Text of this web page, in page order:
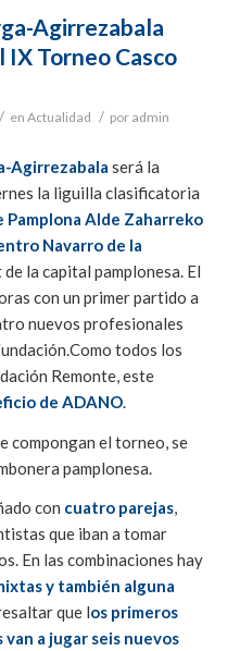
Agirrezabala
Torneo Casco
/ en Actualidad / por admin
Agirrezabala será la
la liguilla clasificatoria
Pamplona Alde Zaharreko
Navarro de la
la capital pamplonesa. El
con un primer partido a
nuevos profesionales
todos los
Remonte, este
de ADANO.
compongan el torneo, se
pamplonesa.
con cuatro parejas,
que iban a tomar
En las combinaciones hay
y también alguna
que los primeros
a jugar seis nuevos